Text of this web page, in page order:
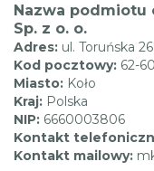
Nazwa podmiotu
Sp. z o. o.
Adres: ul. Toruńska
Kod pocztowy: 62-
Miasto: Koło
Kraj: Polska
NIP: 6660003806
Kontakt
Kontakt mailowy: